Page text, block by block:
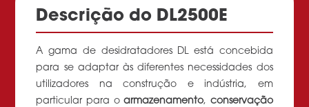
Descrição do DL2500E
A gama de desidratadores DL está concebida
para se adaptar às diferentes necessidades dos
utilizadores na construção e indústria, em
particular para oarmazenamento, conservação